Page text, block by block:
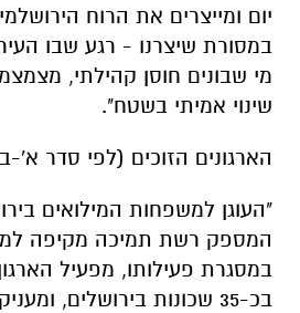
יום ומייצרים את הרוח
במסורת שיצרנו - רגע שבו
מי שבונים חוסן קהילתי,
שינוי אמיתי בשטח".
הארגונים הזוכים (לפי סדר א'-
"העוגן למשפחות המילואים
המספק רשת תמיכה מקיפה
בכ-35 שכונות בירושלים,